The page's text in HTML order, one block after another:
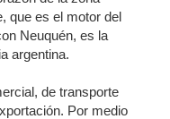
que es el motor del
Neuquén, es la
argentina.
de transporte
Por medio